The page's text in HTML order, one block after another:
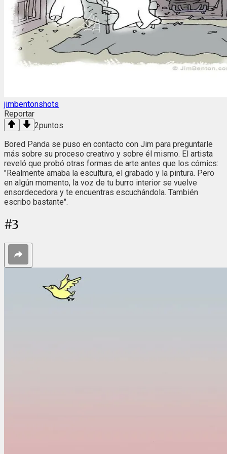
jimbentonshots
Reportar
2puntos
Bored Panda se puso en contacto con Jim para preguntarle
más sobre su proceso creativo y sobre él mismo. El artista
reveló que probó otras formas de arte antes que los cómics:
"Realmente amaba la escultura, el grabado y la pintura. Pero
en algún momento, la voz de tu burro interior se vuelve
ensordecedora y te encuentras escuchándola. También
escribo bastante".
#3